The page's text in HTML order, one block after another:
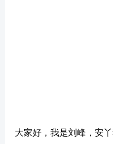
大家好，我是刘峰，安